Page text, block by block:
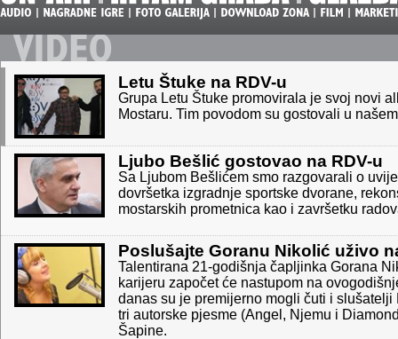
Letu Štuke na RDV-u
Grupa Letu Štuke promovirala je svoj novi
Mostaru. Tim povodom su gostovali u
Ljubo Bešlić gostovao na RDV-u
Sa Ljubom Bešlićem smo razgovarali o
dovršetka izgradnje sportske dvorane,
mostarskih prometnica kao i završetku
Poslušajte Goranu Nikolić uživo
Talentirana 21-godišnja čapljinka Gorana
karijeru započet će nastupom na
danas su je premijerno mogli čuti i
tri autorske pjesme (Angel, Njemu i
Šapine.